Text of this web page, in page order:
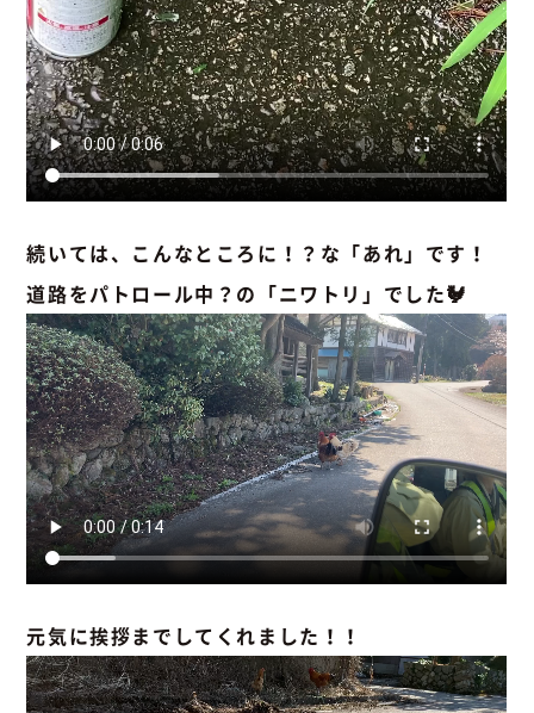
続いては、こんなところに！？な「あれ」です！
道路をパトロール中？の「ニワトリ」でした🐓
元気に挨拶までしてくれました！！